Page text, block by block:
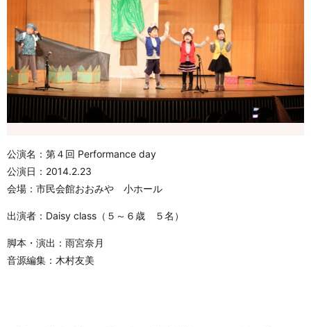
公演名：第４回 Performance day
公演日：2014.2.23
会場：市民会館おおみや 小ホール
出演者：Daisy class（５～６歳 ５名）
脚本・演出：雨宮奈月
音源編集：木村友美